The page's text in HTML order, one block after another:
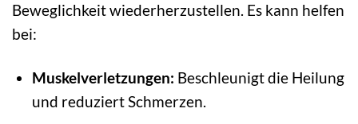
Beweglichkeit wiederherzustellen. Es kann helfen
bei:
Muskelverletzungen: Beschleunigt die Heilung
und reduziert Schmerzen.